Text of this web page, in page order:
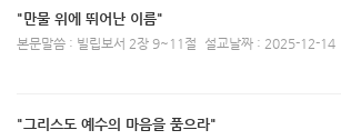
"만물 위에 뛰어난 이름"
본문말씀 : 빌립보서 2장 9~11절 설교날짜 : 2025-12-14
"그리스도 예수의 마음을 품으라"